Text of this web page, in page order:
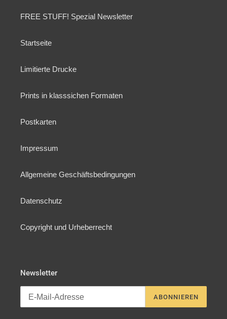
FREE STUFF! Spezial Newsletter
Startseite
Limitierte Drucke
Prints in klasssichen Formaten
Postkarten
Impressum
Allgemeine Geschäftsbedingungen
Datenschutz
Copyright und Urheberrecht
Newsletter
ABONNIEREN